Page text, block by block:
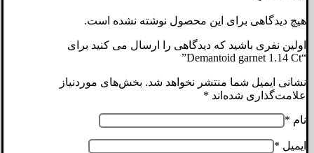
هیچ دیدگاهی برای این محصول نوشته نشده است.
اولین نفری باشید که دیدگاهی را ارسال می کنید برای
“Demantoid garnet 1.14 Ct”
نشانی ایمیل شما منتشر نخواهد شد. بخش‌های موردنیاز
علامت‌گذاری شده‌اند *
نام *
ایمیل *